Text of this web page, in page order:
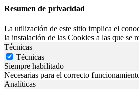
Resumen de privacidad
La utilización de este sitio implica el
la instalación de las Cookies a las que se
Técnicas
Técnicas
Siempre habilitado
Necesarias para el correcto
Analíticas